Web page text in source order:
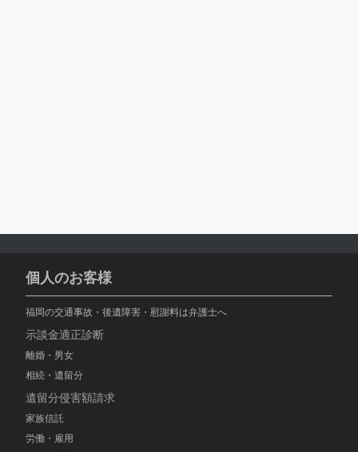
個人のお客様
福岡の交通事故・後遺障害・慰謝料は弁護士へ
示談金適正診断
離婚・男女
相続・遺留分
遺留分侵害額請求
家族信託
労働・雇用